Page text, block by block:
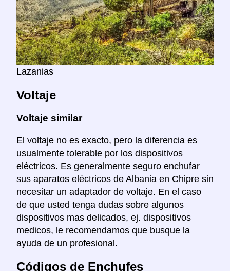
Lazanias
Voltaje
Voltaje similar
El voltaje no es exacto, pero la diferencia es
usualmente tolerable por los dispositivos
eléctricos. Es generalmente seguro enchufar
sus aparatos eléctricos de Albania en Chipre sin
necesitar un adaptador de voltaje. En el caso
de que usted tenga dudas sobre algunos
dispositivos mas delicados, ej. dispositivos
medicos, le recomendamos que busque la
ayuda de un profesional.
Códigos de Enchufes